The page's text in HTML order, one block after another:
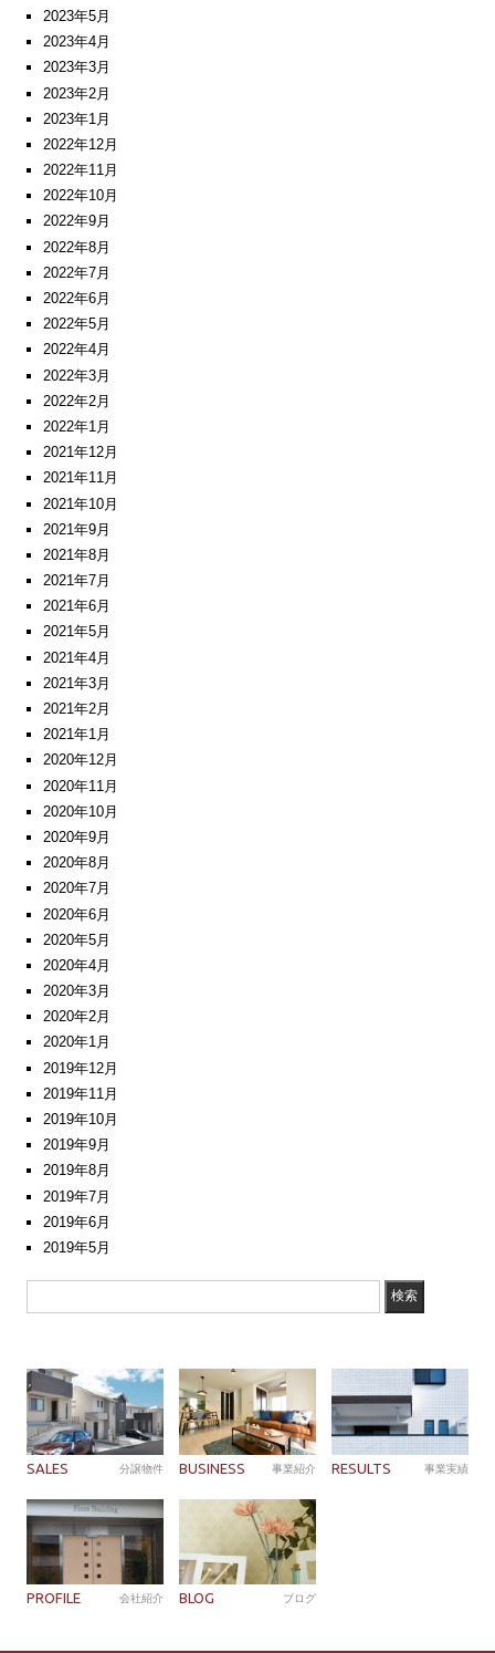
2023年5月
2023年4月
2023年3月
2023年2月
2023年1月
2022年12月
2022年11月
2022年10月
2022年9月
2022年8月
2022年7月
2022年6月
2022年5月
2022年4月
2022年3月
2022年2月
2022年1月
2021年12月
2021年11月
2021年10月
2021年9月
2021年8月
2021年7月
2021年6月
2021年5月
2021年4月
2021年3月
2021年2月
2021年1月
2020年12月
2020年11月
2020年10月
2020年9月
2020年8月
2020年7月
2020年6月
2020年5月
2020年4月
2020年3月
2020年2月
2020年1月
2019年12月
2019年11月
2019年10月
2019年9月
2019年8月
2019年7月
2019年6月
2019年5月
SALES 分譲物件 BUSINESS 事業紹介 RESULTS 事業実績
PROFILE 会社紹介 BLOG ブログ